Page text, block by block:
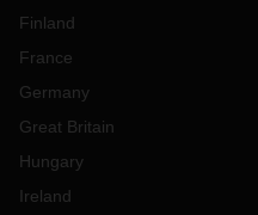
Finland
France
Germany
Great Britain
Hungary
Ireland